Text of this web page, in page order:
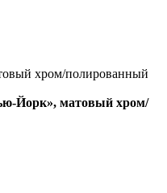
Йорк», матовый хром/